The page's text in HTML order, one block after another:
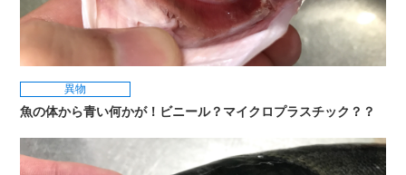
異物
魚の体から青い何かが！ビニール？マイクロプラスチック？？